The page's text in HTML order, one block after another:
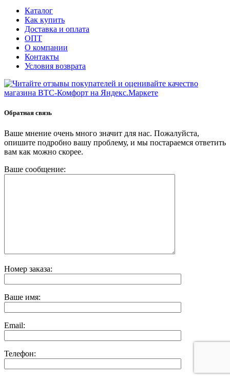
Каталог
Как купить
Доставка и оплата
ОПТ
О компании
Контакты
Условия возврата
Обратная связь
Ваше мнение очень много значит для нас. Пожалуйста,
опишите подробно вашу проблему, и мы постараемся ответить
вам как можно скорее.
Ваше сообщение:
Номер заказа:
Ваше имя:
Email:
Телефон: